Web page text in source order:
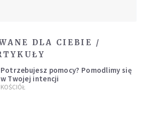
DLA CIEBIE /
Potrzebujesz pomocy? Pomodlimy się
w Twojej intencji
KOŚCIÓŁ